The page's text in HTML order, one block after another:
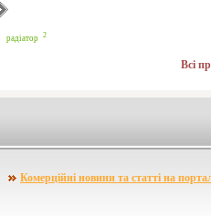
радіатор 2
Всі
Комерційні новини та статті на